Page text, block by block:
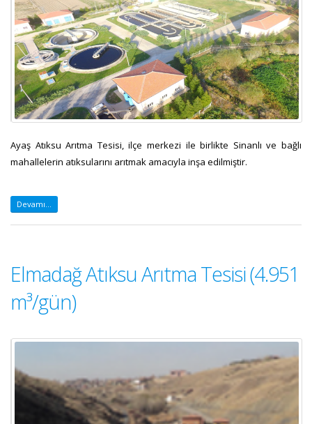
Ayaş Atıksu Arıtma Tesisi, ilçe merkezi ile birlikte Sinanlı ve bağlı
mahallelerin atıksularını arıtmak amacıyla inşa edilmiştir.
Devamı...
Elmadağ Atıksu Arıtma Tesisi (4.951
m³/gün)